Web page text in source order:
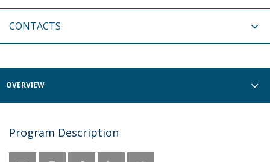
CONTACTS
OVERVIEW
Program Description